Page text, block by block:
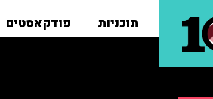
תוכניות פודקאסטים